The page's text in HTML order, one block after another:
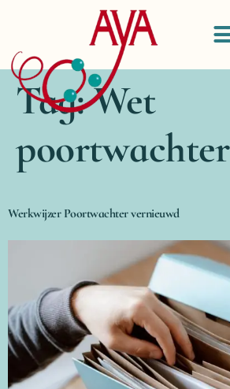
Tag:Wet
poortwachter
Werkwijzer Poortwachter vernieuwd